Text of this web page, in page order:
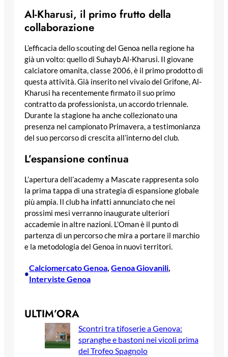
Al-Kharusi, il primo frutto della
collaborazione
L’efficacia dello scouting del Genoa nella regione ha
già un volto: quello di Suhayb Al-Kharusi. Il giovane
calciatore omanita, classe 2006, è il primo prodotto di
questa attività. Già inserito nel vivaio del Grifone, Al-
Kharusi ha recentemente firmato il suo primo
contratto da professionista, un accordo triennale.
Durante la stagione ha anche collezionato una
presenza nel campionato Primavera, a testimonianza
del suo percorso di crescita all’interno del club.
L’espansione continua
L’apertura dell’academy a Mascate rappresenta solo
la prima tappa di una strategia di espansione globale
più ampia. Il club ha infatti annunciato che nei
prossimi mesi verranno inaugurate ulteriori
accademie in altre nazioni. L’Oman è il punto di
partenza di un percorso che mira a portare il marchio
e la metodologia del Genoa in nuovi territori.
•
Calciomercato Genoa Genoa Giovanili
Interviste Genoa
ULTIM’ORA
Scontri tra tifoserie a Genova:
spranghe e bastoni nei vicoli prima
del Trofeo Spagnolo